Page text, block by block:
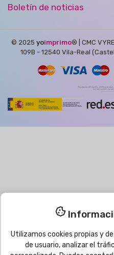
Boletín de noticias
© 2025 yoimprimo®
| CMC
109B - 12540 Vila-Real
Utilizamos cookies propias y
de usuario, analizar el